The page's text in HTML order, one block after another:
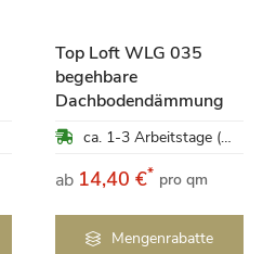
Top Loft WLG 035
begehbare
Dachbodendämmung
ca. 1-3 Arbeitstage (Mo-Fr)
ab 14,40 €* pro qm
Mengenrabatte